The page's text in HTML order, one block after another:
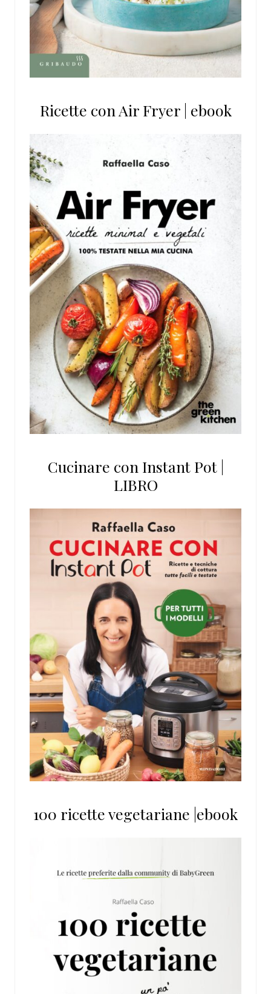
Ricette con Air Fryer | ebook
Cucinare con Instant Pot |
LIBRO
100 ricette vegetariane |ebook